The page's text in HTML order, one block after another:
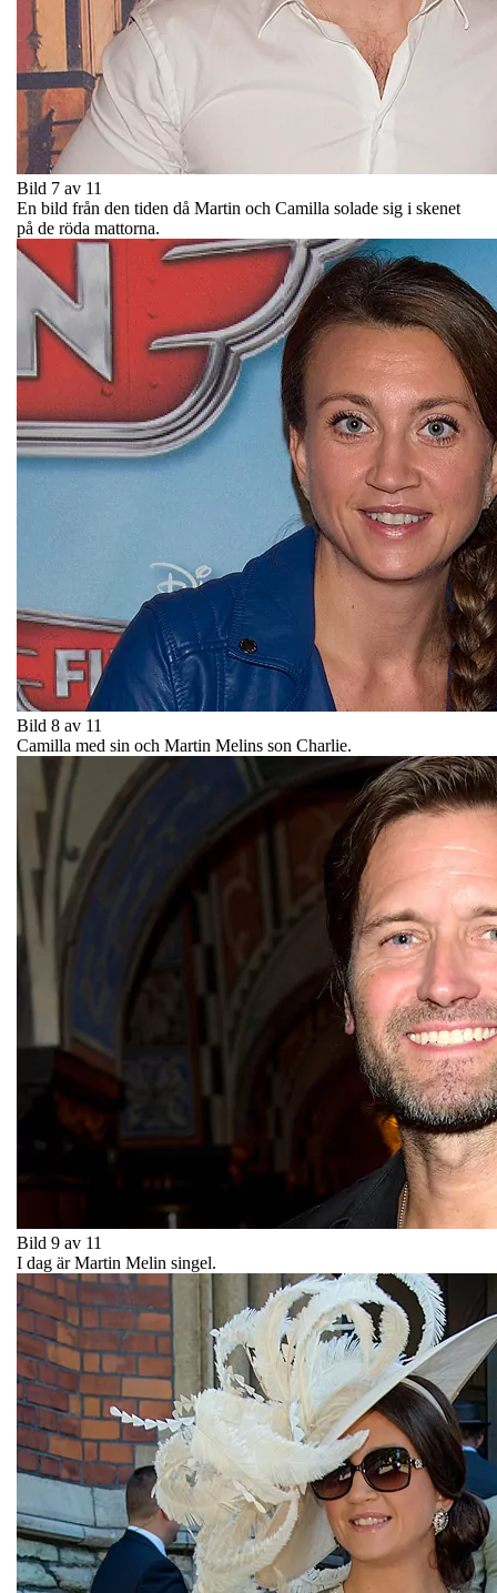
Bild 7 av 11
En bild från den tiden då Martin och Camilla solade sig i skenet
på de röda mattorna.
Bild 8 av 11
Camilla med sin och Martin Melins son Charlie.
Bild 9 av 11
I dag är Martin Melin singel.